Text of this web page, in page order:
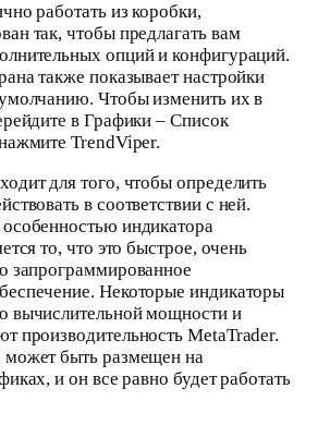
работать из коробки,
так, чтобы предлагать вам
опций и конфигураций.
также показывает настройки
Чтобы изменить их в
в Графики – Список
TrendViper.
для того, чтобы определить
в соответствии с ней.
индикатора
то, что это быстрое, очень
запрограммированное
Некоторые индикаторы
вычислительной мощности и
производительность MetaTrader.
быть размещен на
и он все равно будет работать